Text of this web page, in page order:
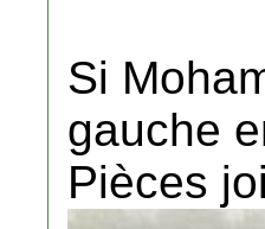
Si
gauche
Pièces